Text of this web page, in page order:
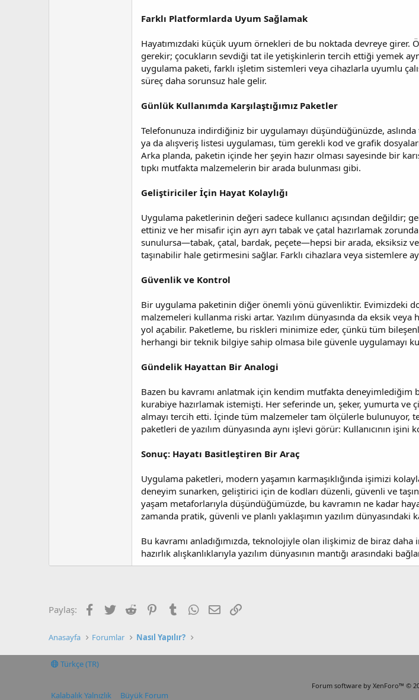
Farklı Platformlarda Uyum Sağlamak
Hayatımızdaki küçük uyum örnekleri de bu noktada devreye
gerekir; çocukların sevdiği tat ile yetişkinlerin tercih ettiği yemek
uygulama paketi, farklı işletim sistemleri veya cihazlarla uyumlu
süreç daha sorunsuz hale gelir.
Günlük Kullanımda Karşılaştığımız Paketler
Telefonunuza indirdiğiniz bir uygulamayı düşündüğünüzde,
ya da alışveriş listesi uygulaması, tüm gerekli kod ve grafik
Arka planda, paketin içinde her şeyin hazır olması sayesinde bir
tıpkı mutfakta malzemelerin bir arada bulunması gibi.
Geliştiriciler İçin Hayat Kolaylığı
Uygulama paketlerinin değeri sadece kullanıcı açısından değildir;
ettiniz ve her misafir için ayrı ayrı tabak ve çatal hazırlamak
sunulursa—tabak, çatal, bardak, peçete—hepsi bir arada, eksiksiz ve
taşınabilir hale getirmesini sağlar. Farklı cihazlara veya sistemlere
Güvenlik ve Kontrol
Bir uygulama paketinin diğer önemli yönü güvenliktir. Evimizdeki
malzemeleri kullanma riski artar. Yazılım dünyasında da eksik veya
yol açabilir. Paketleme, bu riskleri minimize eder, çünkü tüm
herhangi bir teknik bilgiye sahip olmasa bile güvenle uygulamayı
Gündelik Hayattan Bir Analogi
Bazen bu kavramı anlatmak için kendim mutfakta
kurabiye hazırlamak istemişti. Her seferinde un, şeker, yumurta ve
almayı tercih etti. İçinde tüm malzemeler tam ölçülerle bulunuyor,
paketleri de yazılım dünyasında aynı işlevi görür: Kullanıcının işini
Sonuç: Hayatı Basitleştiren Bir Araç
Uygulama paketleri, modern yaşamın karmaşıklığında işimizi
deneyim sunarken, geliştirici için de kodları düzenli, güvenli ve
yaşam metaforlarıyla düşündüğümüzde, bu kavramın ne kadar
zamanda pratik, güvenli ve planlı yaklaşımın yazılım dünyasındaki
Bu kavramı anladığımızda, teknolojiyle olan ilişkimiz de biraz
hazırlık alışkanlıklarıyla yazılım dünyasının mantığı arasındaki
Paylaş: Facebook
TwitterReddit PinterestTumblrWhatsApp
E-postaLink
Anasayfa Forumlar Nasıl Yapılır?
Türkçe (TR)
Forum software by XenForo™ ©
Kalabalık Yalnızlık Büyük Forum